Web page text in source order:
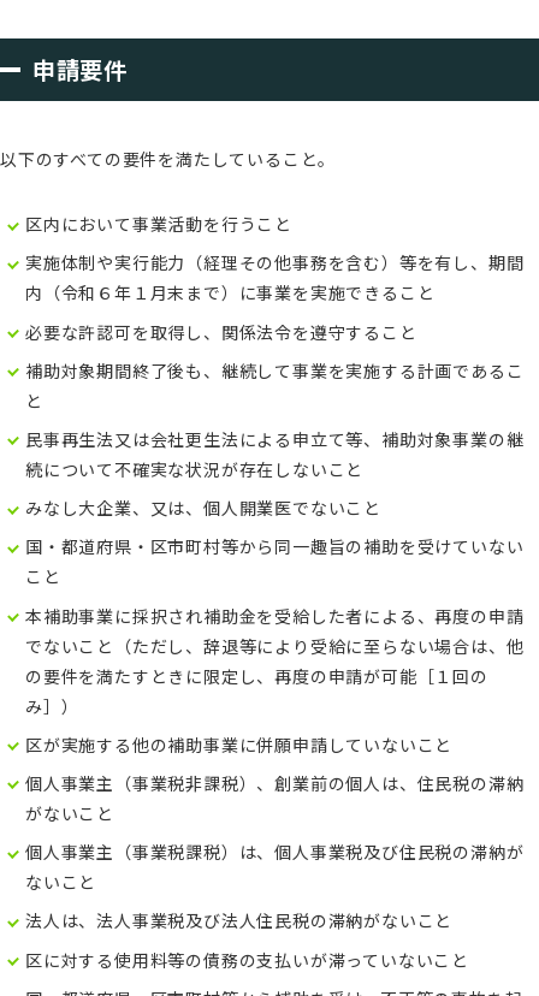
申請要件
以下のすべての要件を満たしていること。
区内において事業活動を行うこと
実施体制や実行能力（経理その他事務を含む）等を有し、期間
内（令和６年１月末まで）に事業を実施できること
必要な許認可を取得し、関係法令を遵守すること
補助対象期間終了後も、継続して事業を実施する計画であるこ
と
民事再生法又は会社更生法による申立て等、補助対象事業の継
続について不確実な状況が存在しないこと
みなし大企業、又は、個人開業医でないこと
国・都道府県・区市町村等から同一趣旨の補助を受けていない
こと
本補助事業に採択され補助金を受給した者による、再度の申請
でないこと（ただし、辞退等により受給に至らない場合は、他
の要件を満たすときに限定し、再度の申請が可能［１回の
み］）
区が実施する他の補助事業に併願申請していないこと
個人事業主（事業税非課税）、創業前の個人は、住民税の滞納
がないこと
個人事業主（事業税課税）は、個人事業税及び住民税の滞納が
ないこと
法人は、法人事業税及び法人住民税の滞納がないこと
区に対する使用料等の債務の支払いが滞っていないこと